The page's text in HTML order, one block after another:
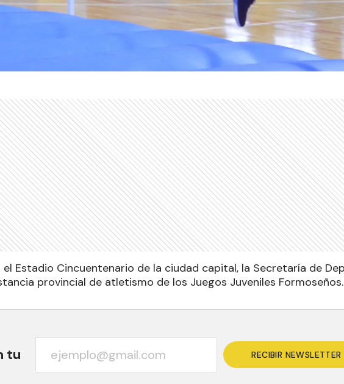
el Estadio Cincuentenario de la ciudad capital, la Secretaría de
provincial de atletismo de los Juegos Juveniles Formoseños.
tu RECIBIR NEWSLETTER